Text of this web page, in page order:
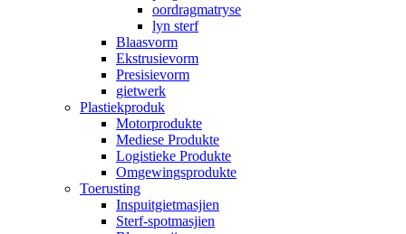
oordragmatryse
lyn sterf
Blaasvorm
Ekstrusievorm
Presisievorm
gietwerk
Plastiekproduk
Motorprodukte
Mediese Produkte
Logistieke Produkte
Omgewingsprodukte
Toerusting
Inspuitgietmasjien
Sterf-spotmasjien